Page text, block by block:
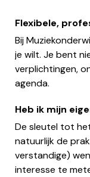
Flexibele,
Bij
je wilt. Je bent
verplichtingen,
agenda.
Heb ik mijn
De sleutel tot
natuurlijk de
verstandige)
interesse te